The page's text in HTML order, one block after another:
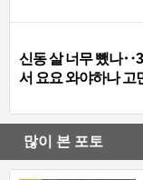
신동 살 너무 뺐나
서 요요 와야하나 고
많이 본 포토